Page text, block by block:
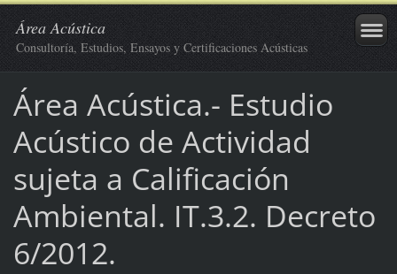
Área Acústica
Consultoría, Estudios, Ensayos y Certificaciones Acústicas
Área Acústica.- Estudio
Acústico de Actividad
sujeta a Calificación
Ambiental. IT.3.2. Decreto
6/2012.